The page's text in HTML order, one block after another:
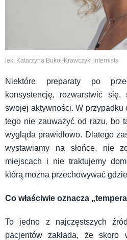
lek. Katarzyna Bukol-Krawczyk, internista
Niektóre preparaty po
konsystencję, rozwarstwić
swojej aktywności. W
tego nie zauważyć od razu, bo
wygląda prawidłowo. Dlatego
wystawiamy na słońce, nie
miejscach i nie traktujemy
którą można przechowywać
Co właściwie oznacza
To jedno z najczęstszych
pacjentów zakłada, że skoro